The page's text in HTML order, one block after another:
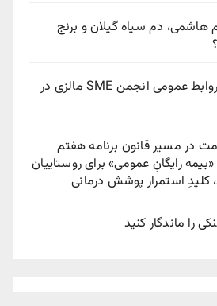
هاشمی، دم سیاه گیلان و برنج
محمدرضا باقری مدیر روابط عمومی انجمن SME مالزی در
در مسیر قانون برنامه هفتم
رایگانِ عمومی» برای روستاییان
استمرار پوشش درمانی
را ماندگار کنید